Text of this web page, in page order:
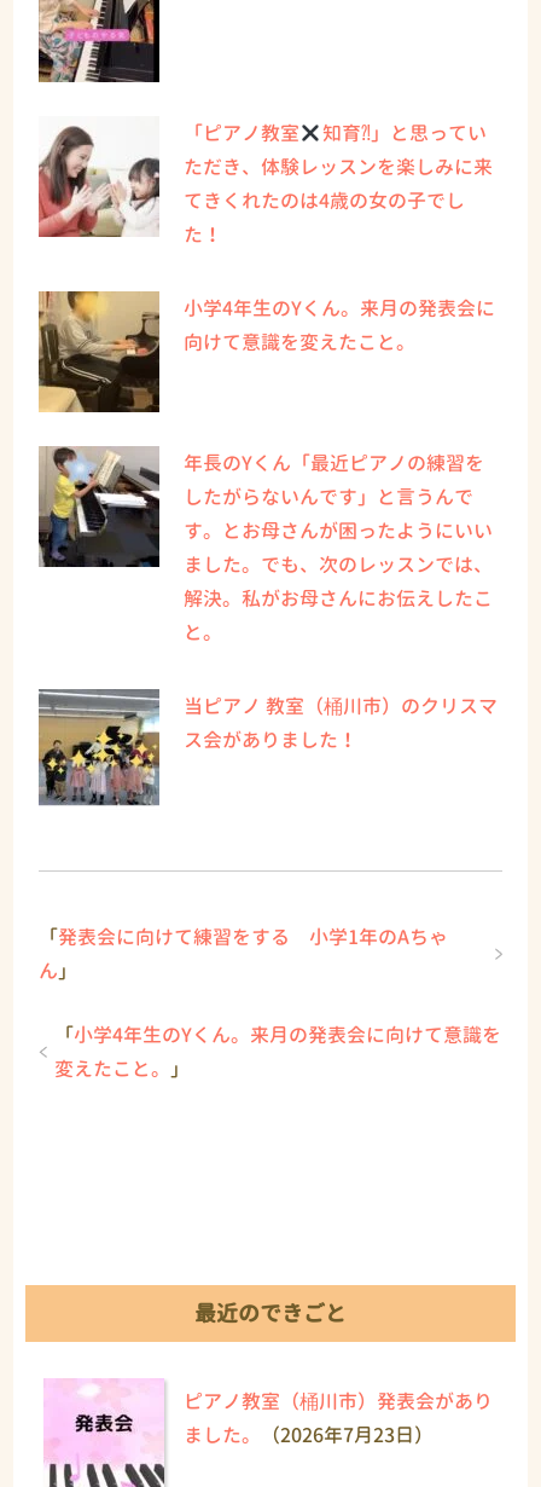
「ピアノ教室
知育⁈」と思ってい
ただき、体験レッスンを楽しみに来
てきくれたのは4歳の女の子でし
た！
小学4年生のYくん。来月の発表会に
向けて意識を変えたこと。
年長のYくん「最近ピアノの練習を
したがらないんです」と言うんで
す。とお母さんが困ったようにいい
ました。でも、次のレッスンでは、
解決。私がお母さんにお伝えしたこ
と。
当ピアノ 教室（桶川市）のクリスマ
ス会がありました！
「発表会に向けて練習をする 小学1年のAちゃ
ん 」
「小学4年生のYくん。来月の発表会に向けて意識を
変えたこと。
」
最近のできごと
ピアノ教室（桶川市）発表会があり
ました。
（2026年7月23日）